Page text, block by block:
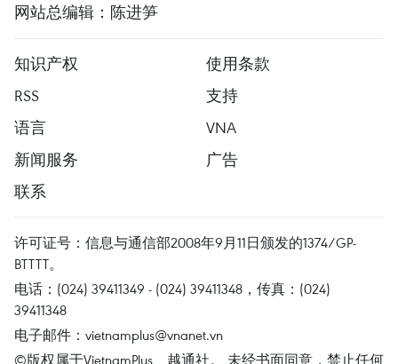
网站总编辑：陈进笋
知识产权
使用条款
RSS
支持
语言
VNA
新闻服务
广告
联系
许可证号：信息与通信部2008年9月11日颁发的1374/GP-
BTTTT。
电话：(024) 39411349 - (024) 39411348，传真：(024)
39411348
电子邮件： vietnamplus@vnanet.vn
©版权属于VietnamPlus、越通社。 未经书面同意，禁止任何